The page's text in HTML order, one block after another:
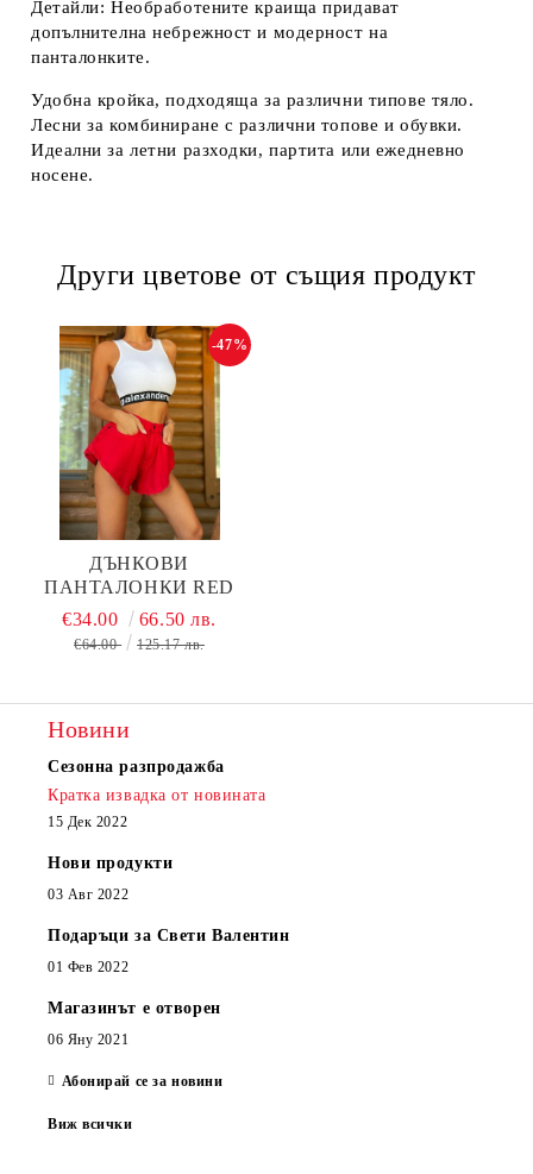
Детайли: Необработените краища придават
допълнителна небрежност и модерност на
панталонките.
Удобна кройка, подходяща за различни типове тяло.
Лесни за комбиниране с различни топове и обувки.
Идеални за летни разходки, партита или ежедневно
носене.
Други цветове от същия продукт
ДЪНКОВИ
ПАНТАЛОНКИ RED
-47%
€34.00 66.50 лв.
€64.00 125.17 лв.
Новини
Сезонна разпродажба
Кратка извадка от новината
15 Дек 2022
Нови продукти
03 Авг 2022
Подаръци за Свети Валентин
01 Фев 2022
Магазинът е отворен
06 Яну 2021
Абонирай се за новини
Виж всички